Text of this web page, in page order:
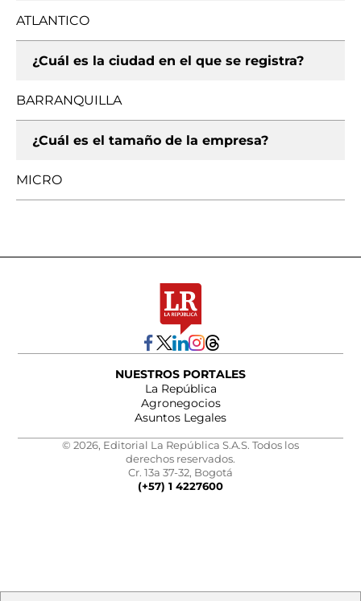
ATLANTICO
¿Cuál es la ciudad en el que se registra?
BARRANQUILLA
¿Cuál es el tamaño de la empresa?
MICRO
NUESTROS PORTALES
La República
Agronegocios
Asuntos Legales
© 2026, Editorial La República S.A.S. Todos los
derechos reservados.
Cr. 13a 37-32, Bogotá
(+57) 1 4227600